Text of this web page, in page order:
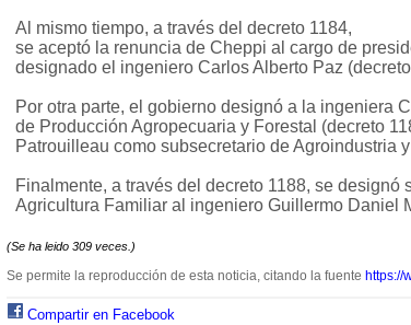
Al mismo tiempo, a través del decreto 1184,
se aceptó la renuncia de Cheppi al cargo de
designado el ingeniero Carlos Alberto Paz
Por otra parte, el gobierno designó a la ingeniera
de Producción Agropecuaria y Forestal (decreto
Patrouilleau como subsecretario de Agroindustria
Finalmente, a través del decreto 1188, se
Agricultura Familiar al ingeniero Guillermo Daniel
(Se ha leido 309 veces.)
Se permite la reproducción de esta noticia, citando la fuente https://
Compartir en Facebook